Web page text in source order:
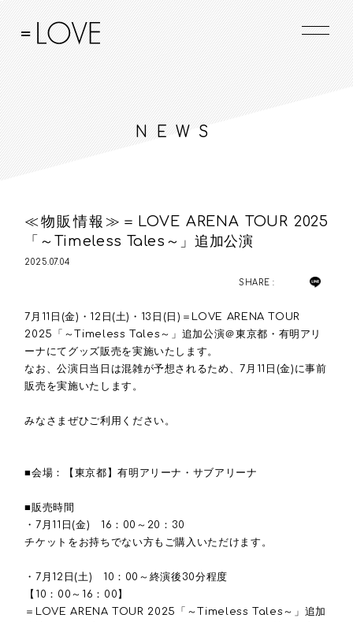
NEWS
≪物販情報≫＝LOVE ARENA TOUR 2025
「～Timeless Tales～」追加公演
2025.07.04
SHARE :
7月11日(金)・12日(土)・13日(日)＝LOVE ARENA TOUR
2025「～Timeless Tales～」追加公演＠東京都・有明アリ
ーナにてグッズ販売を実施いたします。
なお、公演日当日は混雑が予想されるため、7月11日(金)に事前
販売を実施いたします。
みなさまぜひご利用ください。
■会場：【東京都】有明アリーナ・サブアリーナ
■販売時間
・7月11日(金) 16：00～20：30
チケットをお持ちでない方もご購入いただけます。
・7月12日(土) 10：00～終演後30分程度
【10：00～16：00】
＝LOVE ARENA TOUR 2025「～Timeless Tales～」追加